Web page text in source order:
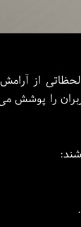
از آرامش
را پوشش